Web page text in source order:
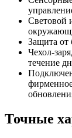
Световой
Защита от
Чехол-
течение
Точные